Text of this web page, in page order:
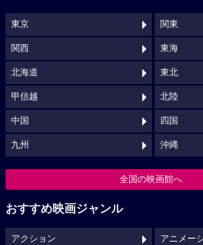
東京 関東
関西 東海
北海道 東北
甲信越 北陸
中国 四国
九州 沖縄
全国の映画館へ
おすすめ映画ジャンル
アクション アニメー